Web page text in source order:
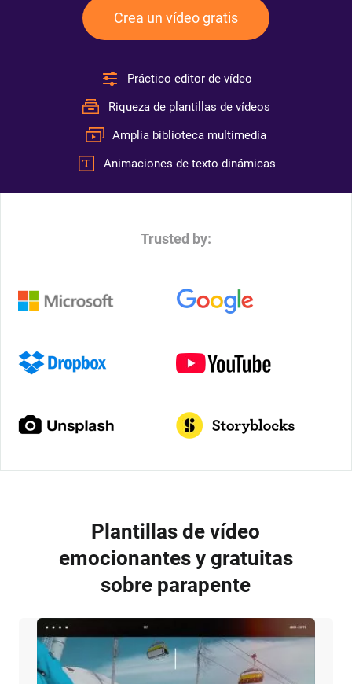
Crea un vídeo gratis
Práctico editor de vídeo
Riqueza de plantillas de vídeos
Amplia biblioteca multimedia
Animaciones de texto dinámicas
Trusted by:
Plantillas de vídeo
emocionantes y gratuitas
sobre parapente